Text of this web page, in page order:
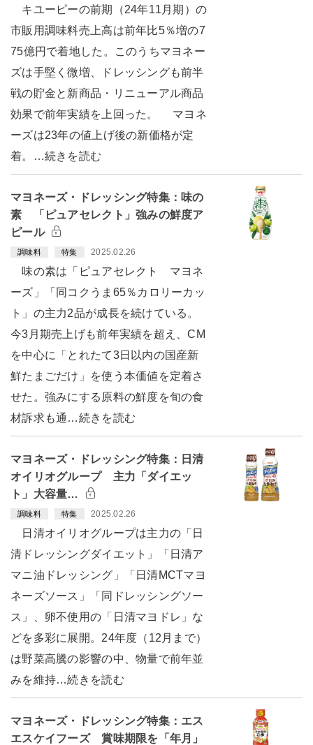
キユーピーの前期（24年11月期）の
市販用調味料売上高は前年比5％増の7
75億円で着地した。このうちマヨネー
ズは手堅く微増、ドレッシングも前半
戦の貯金と新商品・リニューアル商品
効果で前年実績を上回った。 マヨネ
ーズは23年の値上げ後の新価格が定
着。…続きを読む
マヨネーズ・ドレッシング特集：味の
素 「ピュアセレクト」強みの鮮度ア
ピール
調味料 特集 2025.02.26
味の素は「ピュアセレクト マヨネ
ーズ」「同コクうま65％カロリーカッ
ト」の主力2品が成長を続けている。
今3月期売上げも前年実績を超え、CM
を中心に「とれたて3日以内の国産新
鮮たまごだけ」を使う本価値を定着さ
せた。強みにする原料の鮮度を旬の食
材訴求も通…続きを読む
マヨネーズ・ドレッシング特集：日清
オイリオグループ 主力「ダイエッ
ト」大容量…
調味料 特集 2025.02.26
日清オイリオグループは主力の「日
清ドレッシングダイエット」「日清ア
マニ油ドレッシング」「日清MCTマヨ
ネーズソース」「同ドレッシングソー
ス」、卵不使用の「日清マヨドレ」な
どを多彩に展開。24年度（12月まで）
は野菜高騰の影響の中、物量で前年並
みを維持…続きを読む
マヨネーズ・ドレッシング特集：エス
エスケイフーズ 賞味期限を「年月」